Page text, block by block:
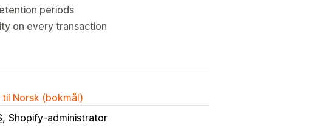
periods
on every transaction
Norsk (bokmål)
Shopify-administrator